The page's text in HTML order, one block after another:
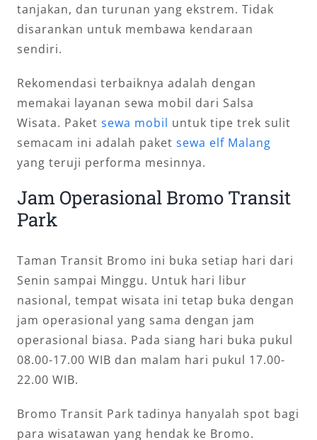
tanjakan, dan turunan yang ekstrem. Tidak
disarankan untuk membawa kendaraan
sendiri.
Rekomendasi terbaiknya adalah dengan
memakai layanan sewa mobil dari Salsa
Wisata. Paket sewa mobil untuk tipe trek sulit
semacam ini adalah paket sewa elf Malang
yang teruji performa mesinnya.
Jam Operasional Bromo Transit
Park
Taman Transit Bromo ini buka setiap hari dari
Senin sampai Minggu. Untuk hari libur
nasional, tempat wisata ini tetap buka dengan
jam operasional yang sama dengan jam
operasional biasa. Pada siang hari buka pukul
08.00-17.00 WIB dan malam hari pukul 17.00-
22.00 WIB.
Bromo Transit Park tadinya hanyalah spot bagi
para wisatawan yang hendak ke Bromo.